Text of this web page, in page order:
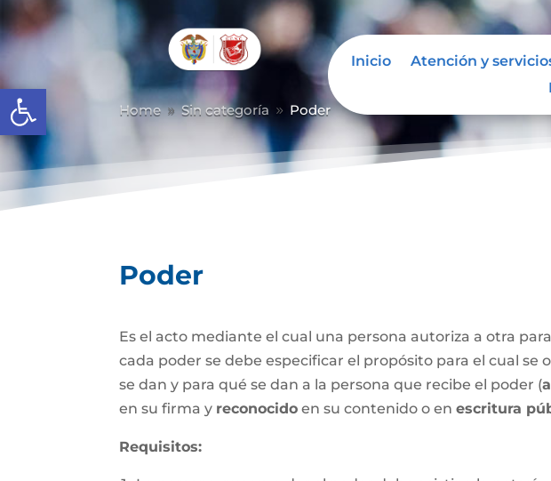
Abrir barra de herramientas
Inicio Atención y
Home 9 Sin categoría 9 Poder
Poder
Es el acto mediante el cual una persona autoriza a otra
cada poder se debe especificar el propósito para el cual
se dan y para qué se dan a la persona que recibe el poder (
en su firma y reconocido en su contenido o enescritura
Requisitos: